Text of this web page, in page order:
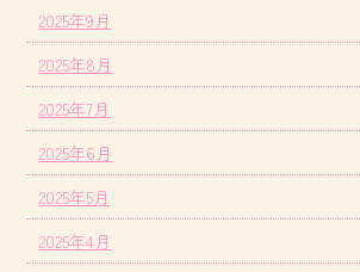
2025年9月
2025年8月
2025年7月
2025年6月
2025年5月
2025年4月